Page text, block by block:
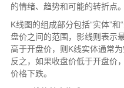
的情绪、趋势和可能的转折点。
K线图的组成部分包括“实体”
盘价之间的范围，影线则表示
高于开盘价，则K线实体通常
反之，如果收盘价低于开盘价
价格下跌。